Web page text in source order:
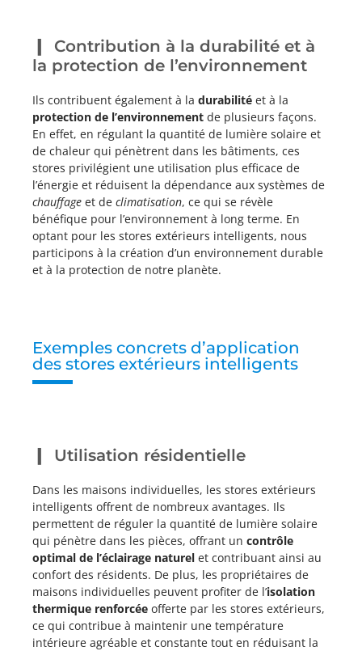
Contribution à la durabilité et à
la protection de l’environnement
Ils contribuent également à la durabilité et à la
protection de l’environnement de plusieurs façons.
En effet, en régulant la quantité de lumière solaire et
de chaleur qui pénètrent dans les bâtiments, ces
stores privilégient une utilisation plus efficace de
l’énergie et réduisent la dépendance aux systèmes de
chauffage et de climatisation, ce qui se révèle
bénéfique pour l’environnement à long terme. En
optant pour les stores extérieurs intelligents, nous
participons à la création d’un environnement durable
et à la protection de notre planète.
Exemples concrets d’application
des stores extérieurs intelligents
Utilisation résidentielle
Dans les maisons individuelles, les stores extérieurs
intelligents offrent de nombreux avantages. Ils
permettent de réguler la quantité de lumière solaire
qui pénètre dans les pièces, offrant un contrôle
optimal de l’éclairage naturel et contribuant ainsi au
confort des résidents. De plus, les propriétaires de
maisons individuelles peuvent profiter de l’isolation
thermique renforcée offerte par les stores extérieurs,
ce qui contribue à maintenir une température
intérieure agréable et constante tout en réduisant la